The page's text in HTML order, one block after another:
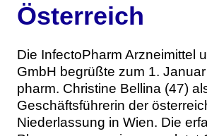
Österreich
Die InfectoPharm Arzneimittel
GmbH begrüßte zum 1.
pharm. Christine Bellina (47)
Geschäftsführerin der
Niederlassung in Wien. Die